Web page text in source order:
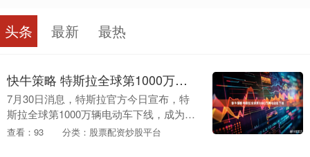
头条 最新 最热
快牛策略 特斯拉全球第1000万辆电动车下线
7月30日消息，特斯拉官方今日宣布，特
斯拉全球第1000万辆电动车下线，成为全
球首个纯电车产量突破1000万辆的企业。
查看：93 分类：股票配资炒股平台